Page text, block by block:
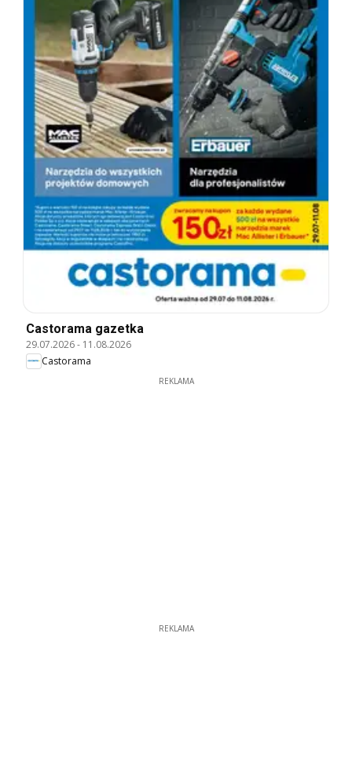
Castorama gazetka
29.07.2026- 11.08.2026
Castorama
REKLAMA
REKLAMA